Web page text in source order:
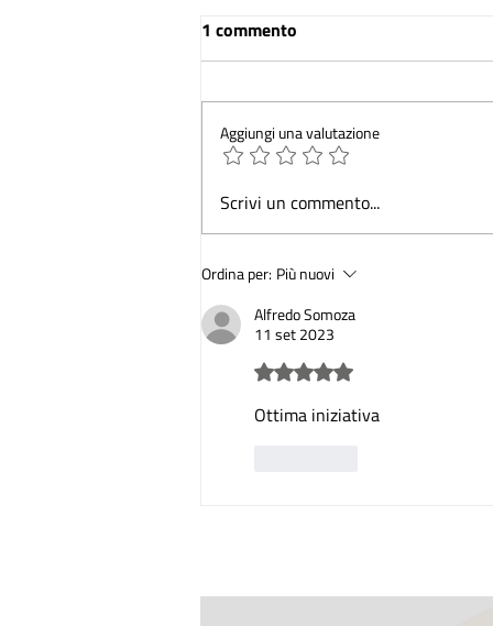
Firmato il nuovo protocollo
d’intesa tra le associazioni di
AMODO per il triennio 2024-
2027
1 commento
Aggiungi una valutazione
Scrivi un commento...
Ordina per: Più nuovi
Alfredo Somoza
11 set 2023
Valutazione 5 stelle su 5.
Ottima iniziativa